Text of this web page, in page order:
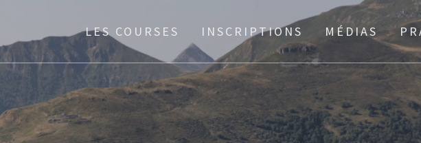
LES COURSES INSCRIPTIONS MÉDIAS